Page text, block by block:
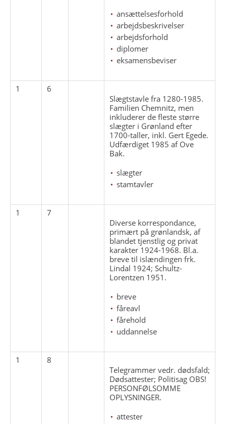
ansættelsesforhold
arbejdsbeskrivelser
arbejdsforhold
diplomer
eksamensbeviser
1
6
Slægtstavle fra 1280-1985.
Familien Chemnitz, men
inkluderer de fleste større
slægter i Grønland efter
1700-taller, inkl. Gert Egede.
Udfærdiget 1985 af Ove
Bak.
slægter
stamtavler
1
7
Diverse korrespondance,
primært på grønlandsk, af
blandet tjenstlig og privat
karakter 1924-1968. Bl.a.
breve til islændingen frk.
Lindal 1924; Schultz-
Lorentzen 1951.
breve
fåreavl
fårehold
uddannelse
1
8
Telegrammer vedr. dødsfald;
Dødsattester; Politisag OBS!
PERSONFØLSOMME
OPLYSNINGER.
attester